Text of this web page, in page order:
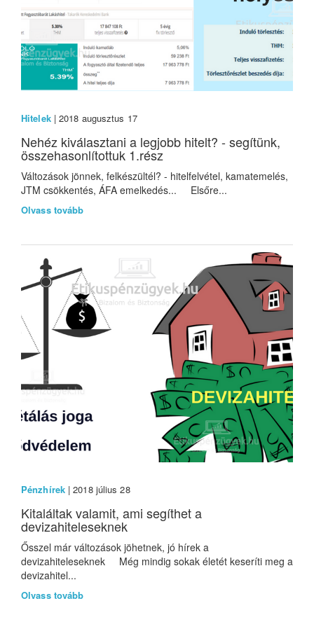
Hitelek| 2018 augusztus 17
Nehéz kiválasztani a legjobb hitelt? - segítünk,
összehasonlítottuk 1.rész
Változások jönnek, felkészültél? - hitelfelvétel, kamatemelés,
JTM csökkentés, ÁFA emelkedés... Elsőre...
Olvass tovább
Pénzhírek| 2018 július 28
Kitaláltak valamit, ami segíthet a
devizahiteleseknek
Ősszel már változások jöhetnek, jó hírek a
devizahiteleseknek Még mindig sokak életét keseríti meg a
devizahitel...
Olvass tovább